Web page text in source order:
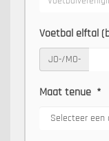
Voetbal elftal
JO-/MO-
Maat tenue *